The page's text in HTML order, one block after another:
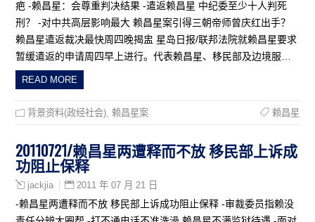
疤 -赖昌星：会尊重判决结果 -遣返赖昌星 中纪委至少十人判死
刑？ -对中共高层影响最大 赖昌星案引得三朝帝师曾庆红出手？
赖昌星遣返裁决最快周四晚揭盅 星岛日报/联邦法院就赖昌星要求
暂缓遣返的申请周四早上进行。代表赖昌星、移民部及边境服…
READ MORE
背景资料(政经社会) ,赖昌星案 赖昌星
20110721/赖昌星两遭释而不放 移民部上诉成
功阻止保释
jackjia 2011 年 07 月 21 日
-赖昌星两遭释而不放 移民部上诉成功阻止保释 -审裁委员指赖没